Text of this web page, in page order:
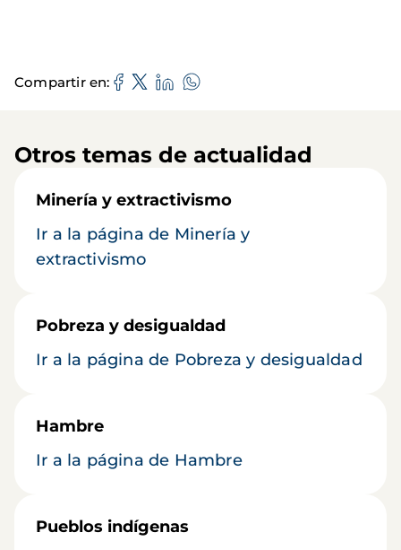
Compartir en
Otros temas de actualidad
Minería y extractivismo
Ir a la página de Minería y
extractivismo
Pobreza y desigualdad
Ir a la página de Pobreza y desigualdad
Hambre
Ir a la página de Hambre
Pueblos indígenas